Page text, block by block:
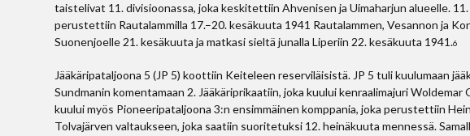
taistelivat 11. divisioonassa, joka keskitettiin Ahvenisen ja Uimaharjun alueelle.
perustettiin Rautalammilla 17.–20. kesäkuuta 1941 Rautalammen, Vesannon ja
Suonenjoelle 21. kesäkuuta ja matkasi sieltä junalla Liperiin 22. kesäkuuta 1941.6
Jääkäripataljoona 5 (JP 5) koottiin Keiteleen reserviläisistä. JP 5 tuli kuulumaan
Sundmanin komentamaan 2. Jääkäriprikaatiin, joka kuului kenraalimajuri
kuului myös Pioneeripataljoona 3:n ensimmäinen komppania, joka perustettiin
Tolvajärven valtaukseen, joka saatiin suoritetuksi 12. heinäkuuta mennessä.